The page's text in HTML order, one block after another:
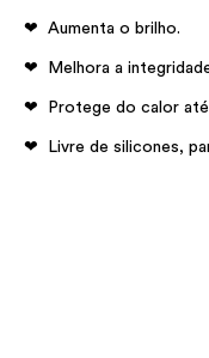
Aumenta o brilho.
Melhora a
Protege do calor
Livre de silicones,